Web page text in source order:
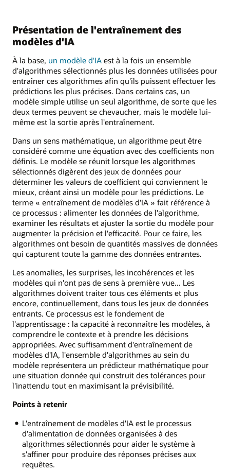
Présentation de l'entraînement des
modèles d'IA
À la base, un modèle d'IA est à la fois un ensemble
d'algorithmes sélectionnés plus les données utilisées pour
entraîner ces algorithmes afin qu'ils puissent effectuer les
prédictions les plus précises. Dans certains cas, un
modèle simple utilise un seul algorithme, de sorte que les
deux termes peuvent se chevaucher, mais le modèle lui-
même est la sortie après l'entraînement.
Dans un sens mathématique, un algorithme peut être
considéré comme une équation avec des coefficients non
définis. Le modèle se réunit lorsque les algorithmes
sélectionnés digèrent des jeux de données pour
déterminer les valeurs de coefficient qui conviennent le
mieux, créant ainsi un modèle pour les prédictions. Le
terme « entraînement de modèles d'IA » fait référence à
ce processus : alimenter les données de l'algorithme,
examiner les résultats et ajuster la sortie du modèle pour
augmenter la précision et l'efficacité. Pour ce faire, les
algorithmes ont besoin de quantités massives de données
qui capturent toute la gamme des données entrantes.
Les anomalies, les surprises, les incohérences et les
modèles qui n'ont pas de sens à première vue... Les
algorithmes doivent traiter tous ces éléments et plus
encore, continuellement, dans tous les jeux de données
entrants. Ce processus est le fondement de
l'apprentissage : la capacité à reconnaître les modèles, à
comprendre le contexte et à prendre les décisions
appropriées. Avec suffisamment d'entraînement de
modèles d'IA, l'ensemble d'algorithmes au sein du
modèle représentera un prédicteur mathématique pour
une situation donnée qui construit des tolérances pour
l'inattendu tout en maximisant la prévisibilité.
Points à retenir
L'entraînement de modèles d'IA est le processus
d'alimentation de données organisées à des
algorithmes sélectionnés pour aider le système à
s'affiner pour produire des réponses précises aux
requêtes.